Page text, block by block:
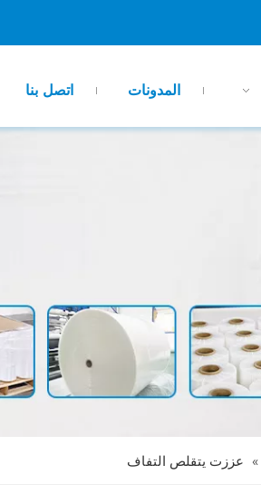
المدونات اتصل بنا
» عززت يتقلص التفاف